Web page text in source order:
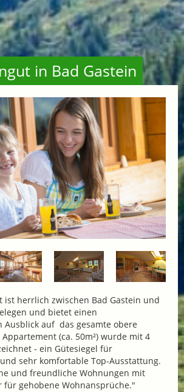
in Bad Gastein
ist herrlich zwischen Bad Gastein und
und bietet einen
Ausblick auf das gesamte obere
(ca. 50m²) wurde mit 4
- ein Gütesiegel für
sehr komfortable Top-Ausstattung.
und freundliche Wohnungen mit
für gehobene Wohnansprüche."